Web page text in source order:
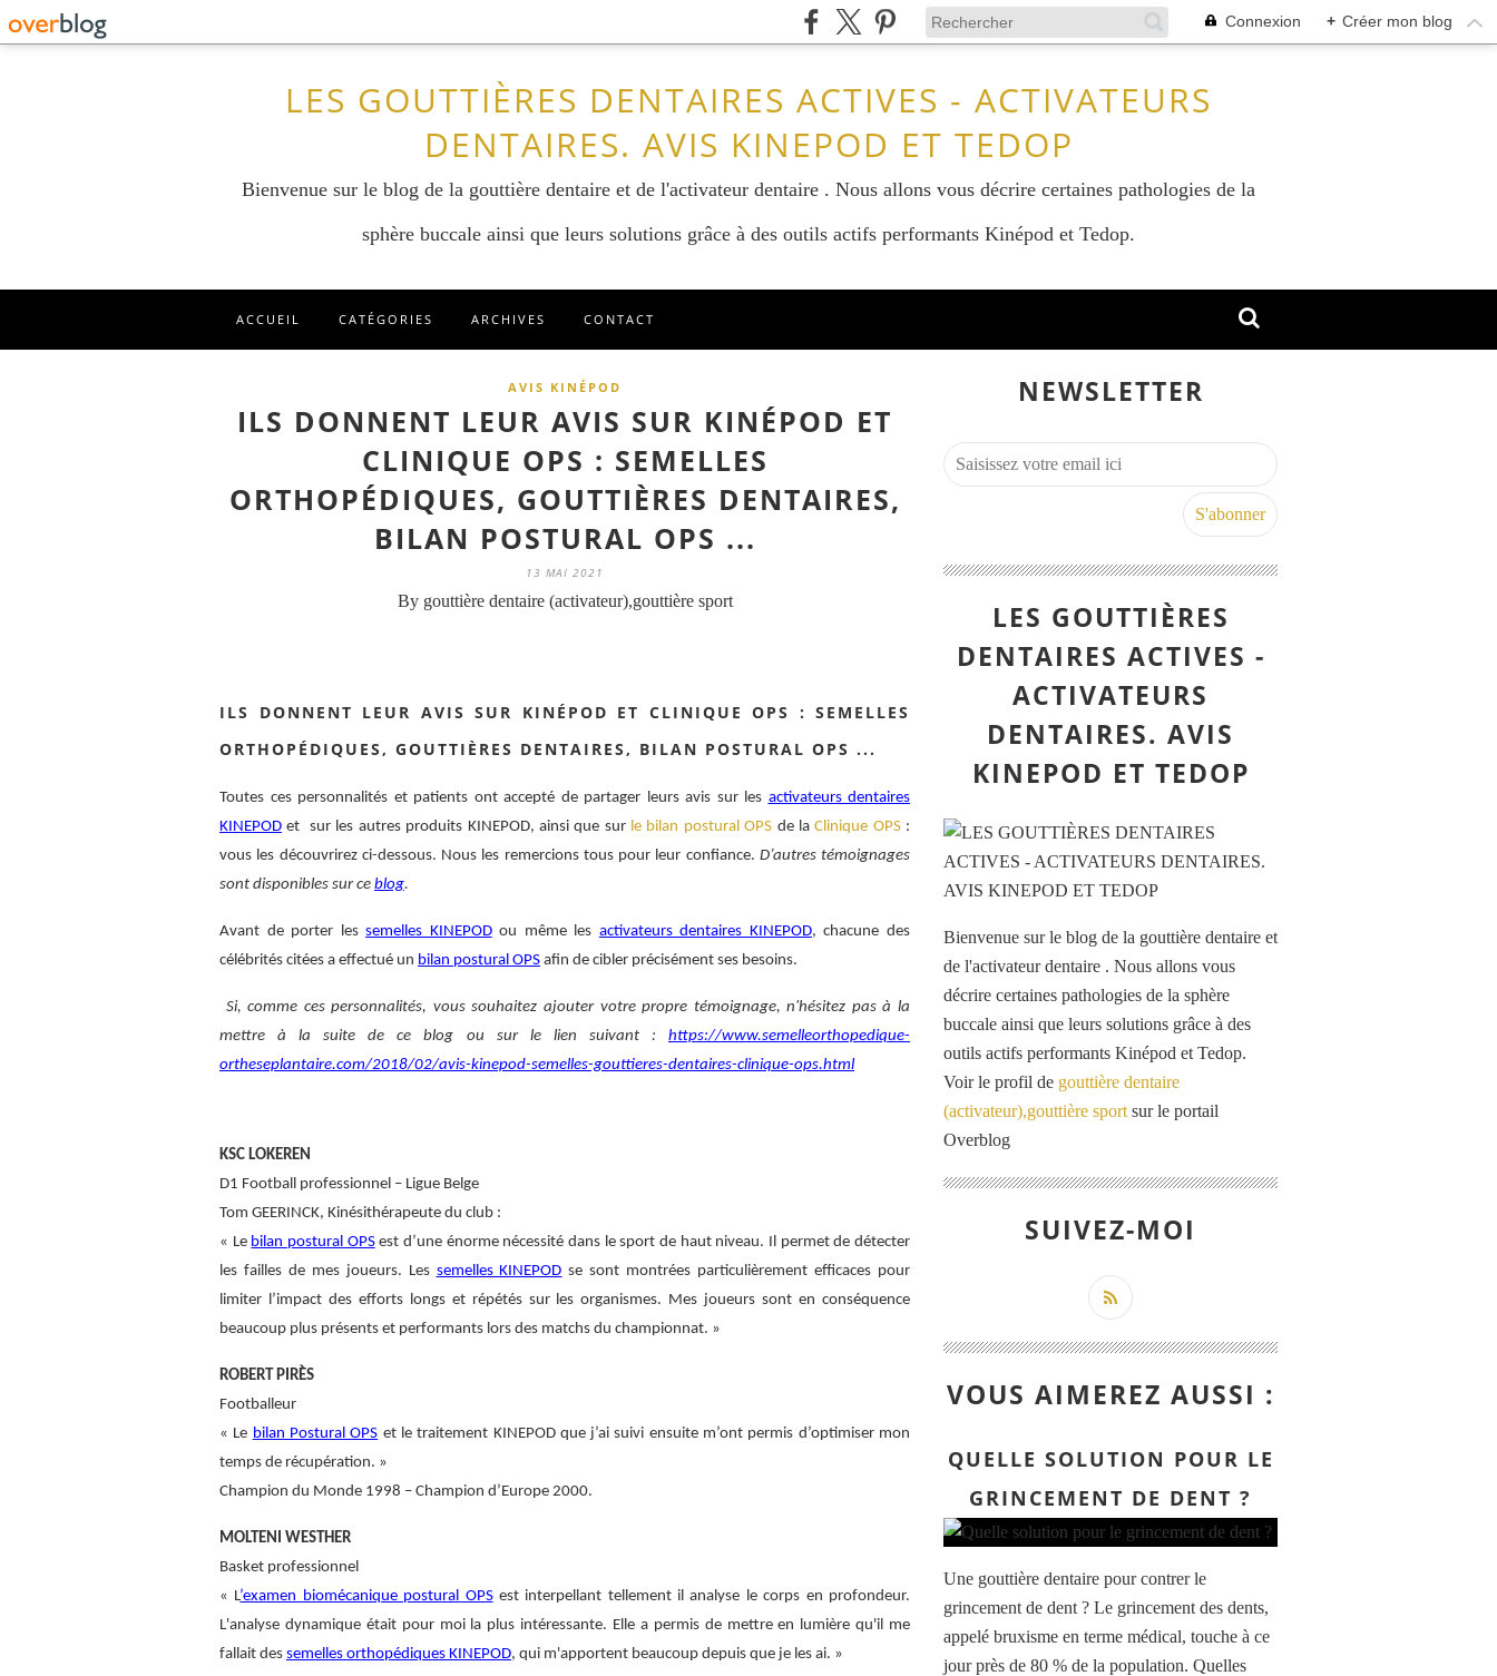
Connexion + Créer mon blog
LES GOUTTIÈRES DENTAIRES ACTIVES - ACTIVATEURS
DENTAIRES. AVIS KINEPOD ET TEDOP
Bienvenue sur le blog de la gouttière dentaire et de l'activateur dentaire . Nous allons vous décrire certaines pathologies de la
sphère buccale ainsi que leurs solutions grâce à des outils actifs performants Kinépod et Tedop.
ACCUEIL CATÉGORIES ARCHIVES CONTACT
AVIS KINÉPOD
ILS DONNENT LEUR AVIS SUR KINÉPOD ET
CLINIQUE OPS : SEMELLES
ORTHOPÉDIQUES, GOUTTIÈRES DENTAIRES,
BILAN POSTURAL OPS ...
13 MAI 2021
By gouttière dentaire (activateur),gouttière sport
ILS DONNENT LEUR AVIS SUR KINÉPOD ET CLINIQUE OPS : SEMELLES
ORTHOPÉDIQUES, GOUTTIÈRES DENTAIRES, BILAN POSTURAL OPS ...
Toutes ces personnalités et patients ont accepté de partager leurs avis sur les activateurs dentaires
KINEPOD et sur les autres produits KINEPOD, ainsi que surle bilan postural OPS de laClinique OPS :
vous les découvrirez ci-dessous. Nous les remercions tous pour leur confiance. D’autres témoignages
sont disponibles sur ce blog.
Avant de porter lessemelles KINEPODou même les activateurs dentaires KINEPOD, chacune des
célébrités citées a effectué un bilan postural OPS afin de cibler précisément ses besoins.
Si, comme ces personnalités, vous souhaitez ajouter votre propre témoignage, n'hésitez pas à la
mettre à la suite de ce blog ou sur le lien suivant : https://www.semelleorthopedique-
ortheseplantaire.com/2018/02/avis-kinepod-semelles-gouttieres-dentaires-clinique-ops.html
KSC LOKEREN
D1 Football professionnel – Ligue Belge
Tom GEERINCK, Kinésithérapeute du club :
« Le bilan postural OPSest d’une énorme nécessité dans le sport de haut niveau. Il permet de détecter
les failles de mes joueurs. Les semelles KINEPOD se sont montrées particulièrement efficaces pour
limiter l’impact des efforts longs et répétés sur les organismes. Mes joueurs sont en conséquence
beaucoup plus présents et performants lors des matchs du championnat. »
ROBERT PIRÈS
Footballeur
« Le bilan Postural OPS et le traitement KINEPOD que j’ai suivi ensuite m’ont permis d’optimiser mon
temps de récupération. »
Champion du Monde 1998 – Champion d’Europe 2000.
MOLTENI WESTHER
Basket professionnel
« L’examen biomécanique postural OPSest interpellant tellement il analyse le corps en profondeur.
L'analyse dynamique était pour moi la plus intéressante. Elle a permis de mettre en lumière qu'il me
fallait des semelles orthopédiques KINEPOD, qui m'apportent beaucoup depuis que je les ai. »
NEWSLETTER
LES GOUTTIÈRES
DENTAIRES ACTIVES -
ACTIVATEURS
DENTAIRES. AVIS
KINEPOD ET TEDOP
Bienvenue sur le blog de la gouttière dentaire et
de l'activateur dentaire . Nous allons vous
décrire certaines pathologies de la sphère
buccale ainsi que leurs solutions grâce à des
outils actifs performants Kinépod et Tedop.
Voir le profil de gouttière dentaire
(activateur),gouttière sport sur le portail
Overblog
SUIVEZ-MOI
VOUS AIMEREZ AUSSI :
QUELLE SOLUTION POUR LE
GRINCEMENT DE DENT ?
Une gouttière dentaire pour contrer le
grincement de dent ? Le grincement des dents,
appelé bruxisme en terme médical, touche à ce
jour près de 80 % de la population. Quelles